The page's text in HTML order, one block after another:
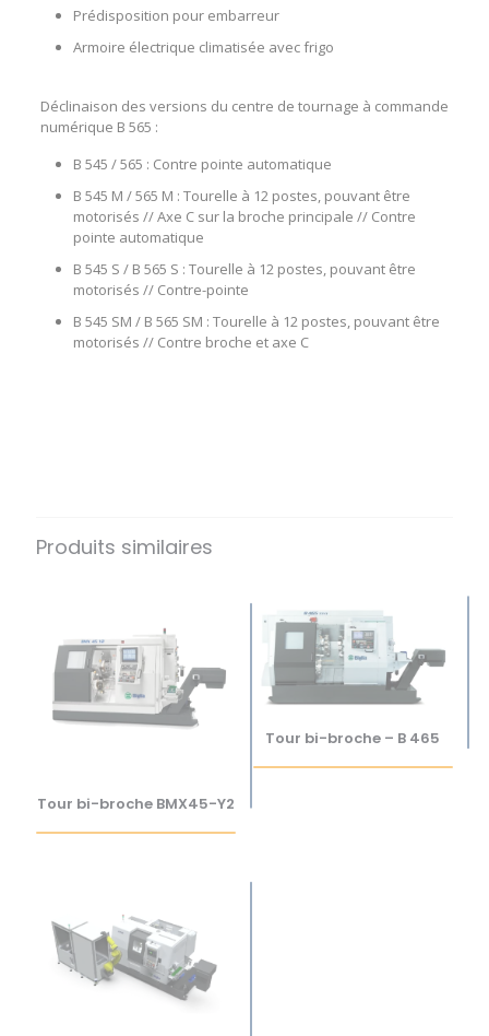
Prédisposition pour embarreur
Armoire électrique climatisée avec frigo
Déclinaison des versions du centre de tournage à commande
numérique B 565 :
B 545 / 565 : Contre pointe automatique
B 545 M / 565 M : Tourelle à 12 postes, pouvant être
motorisés // Axe C sur la broche principale // Contre
pointe automatique
B 545 S / B 565 S : Tourelle à 12 postes, pouvant être
motorisés // Contre-pointe
B 545 SM / B 565 SM : Tourelle à 12 postes, pouvant être
motorisés // Contre broche et axe C
Produits similaires
Tour bi-broche BMX45-Y2
Tour bi-broche – B 465